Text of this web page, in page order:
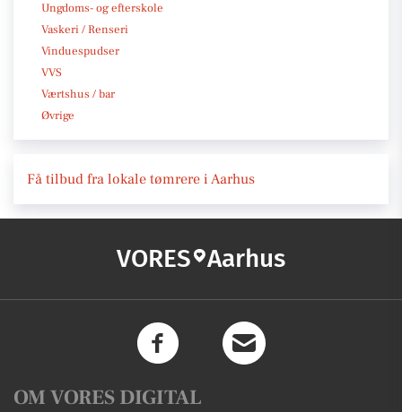
Ungdoms- og efterskole
Vaskeri / Renseri
Vinduespudser
VVS
Værtshus / bar
Øvrige
Få tilbud fra lokale tømrere i Aarhus
VORES Aarhus
OM VORES DIGITAL